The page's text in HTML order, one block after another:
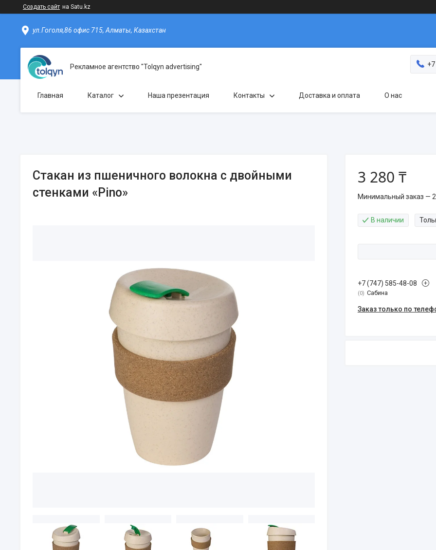
Создать сайт на Satu.kz
ул.Гоголя,86 офис 715, Алматы, Казахстан
Рекламное агентство "Tolqyn advertising"
Главная Каталог Наша презентация Контакты Доставка и оплата О нас
Стакан из пшеничного волокна с двойными
стенками «Pino»
3 280 ₸
Минимальный заказ — 2
В наличии
+7 (747) 585-48-08
0 Сабина
Заказ только по